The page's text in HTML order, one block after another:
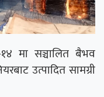
मा सञ्चालित बैभव
उत्पादित सामग्री